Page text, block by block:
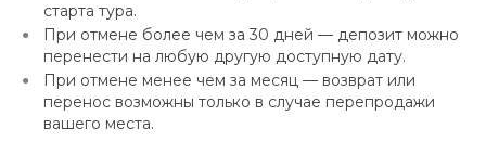
старта тура.
При отмене более чем за 30 дней — депозит можно
перенести на любую другую доступную дату.
При отмене менее чем за месяц — возврат или
перенос возможны только в случае перепродажи
вашего места.